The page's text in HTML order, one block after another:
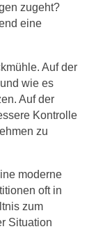
zugeht?
eine
Auf der
wie es
Auf der
Kontrolle
zu
moderne
oft in
zum
Situation